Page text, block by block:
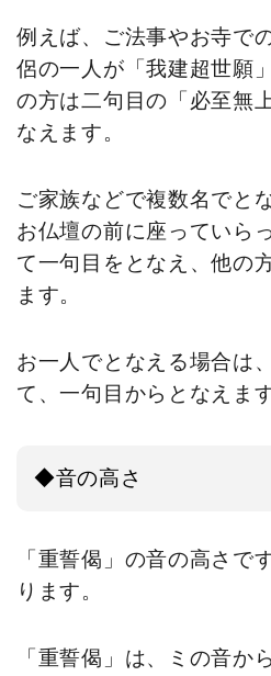
例えば、ご法事やお寺で
侶の一人が「我建超世願
の方は二句目の「必至無
なえます。
ご家族などで複数名でと
お仏壇の前に座っていら
て一句目をとなえ、他の
ます。
お一人でとなえる場合は
て、一句目からとなえます
◆音の高さ
「重誓偈」の音の高さで
ります。
「重誓偈」は、ミの音か